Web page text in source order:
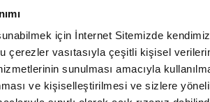
için İnternet Sitemizde
çerezler vasıtasıyla çeşitli kişisel
sunulması amacıyla
ve kişiselleştirilmesi ve sizlere